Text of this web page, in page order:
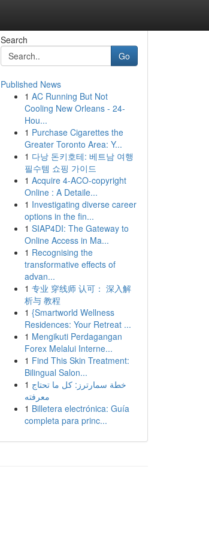
Search
Go
Published News
1 AC Running But Not
Cooling New Orleans - 24-
Hou...
1 Purchase Cigarettes the
Greater Toronto Area: Y...
1 다낭 돈키호테: 베트남 여행
필수템 쇼핑 가이드
1 Acquire 4-ACO-copyright
Online : A Detaile...
1 Investigating diverse career
options in the fin...
1 SIAP4DI: The Gateway to
Online Access in Ma...
1 Recognising the
transformative effects of
advan...
1 专业 穿线师 认可： 深入解
析与 教程
1 {Smartworld Wellness
Residences: Your Retreat ...
1 Mengikuti Perdagangan
Forex Melalui Interne...
1 Find This Skin Treatment:
Bilingual Salon...
1 خطة سمارترز: كل ما تحتاج
معرفته
1 Billetera electrónica: Guía
completa para princ...